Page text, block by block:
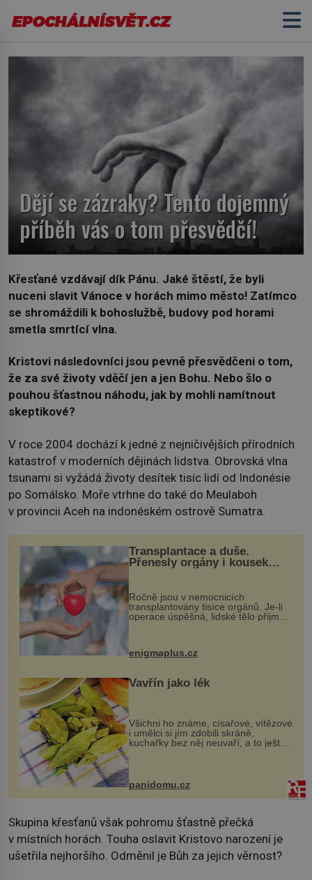
Dějí se zázraky? Tento dojemný
příběh vás o tom přesvědčí!
Křesťané vzdávají dík Pánu. Jaké štěstí, že byli
nuceni slavit Vánoce v horách mimo město! Zatímco
se shromáždili k bohoslužbě, budovy pod horami
smetla smrtící vlna.
Kristovi následovníci jsou pevně přesvědčeni o tom,
že za své životy vděčí jen a jen Bohu. Nebo šlo o
pouhou šťastnou náhodu, jak by mohli namítnout
skeptikové?
V roce 2004 dochází k jedné z nejničivějších přírodních
katastrof v moderních dějinách lidstva. Obrovská vlna
tsunami si vyžádá životy desítek tisíc lidí od Indonésie
po Somálsko. Moře vtrhne do také do Meulaboh
v provincii Aceh na indonéském ostrově Sumatra.
Transplantace a duše.
Přenesly orgány i kousek
Ročně jsou v nemocnicích
transplantovány tisíce orgánů. Je-li
operace úspěšná, lidské tělo přijme
enigmaplus.cz
Vavřín jako lék
Všichni ho známe, císařové, vítězové
i umělci si jím zdobili skráně,
kuchařky bez něj neuvaří, a to ještě
nevíte, že bobkový list může výrazně
zmírnit některé naše neduhy.
Obsahuje v malém množství ně...
panidomu.cz
Skupina křesťanů však pohromu šťastně přečká
v místních horách. Touha oslavit Kristovo narození je
ušetřila nejhoršího. Odměnil je Bůh za jejich věrnost?